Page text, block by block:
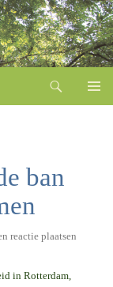
ban
reactie plaatsen
in Rotterdam,